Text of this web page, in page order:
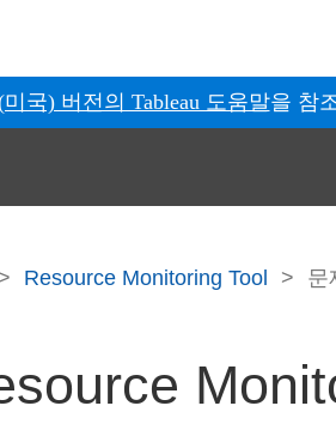
국) 버전의 Tableau 도움말을 참
Resource Monitoring Tool 문